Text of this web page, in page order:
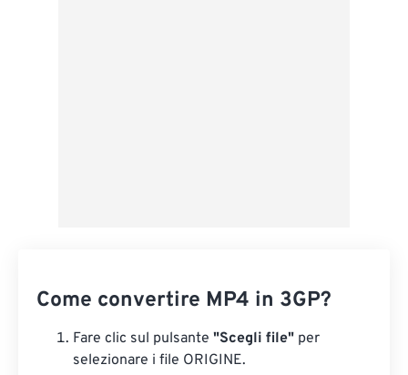
Come convertire MP4 in 3GP?
Fare clic sul pulsante "Scegli file" per
selezionare i file ORIGINE.